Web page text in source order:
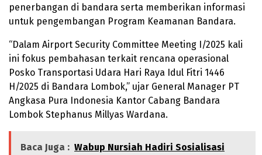
penerbangan di bandara serta memberikan informasi
untuk pengembangan Program Keamanan Bandara.
“Dalam Airport Security Committee Meeting I/2025 kali
ini fokus pembahasan terkait rencana operasional
Posko Transportasi Udara Hari Raya Idul Fitri 1446
H/2025 di Bandara Lombok,” ujar General Manager PT
Angkasa Pura Indonesia Kantor Cabang Bandara
Lombok Stephanus Millyas Wardana.
Baca Juga : Wabup Nursiah Hadiri Sosialisasi